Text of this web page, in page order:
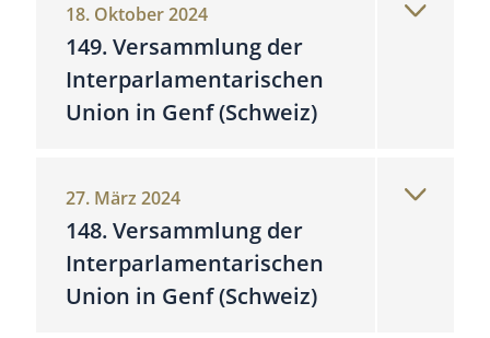
18. Oktober 2024
149. Versammlung der
Interparlamentarischen
Union in Genf (Schweiz)
27. März 2024
148. Versammlung der
Interparlamentarischen
Union in Genf (Schweiz)